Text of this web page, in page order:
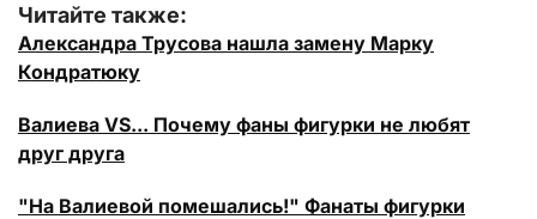
Читайте также:
Александра Трусова нашла замену Марку
Кондратюку
Валиева VS... Почему фаны фигурки не любят
друг друга
"На Валиевой помешались!" Фанаты фигурки